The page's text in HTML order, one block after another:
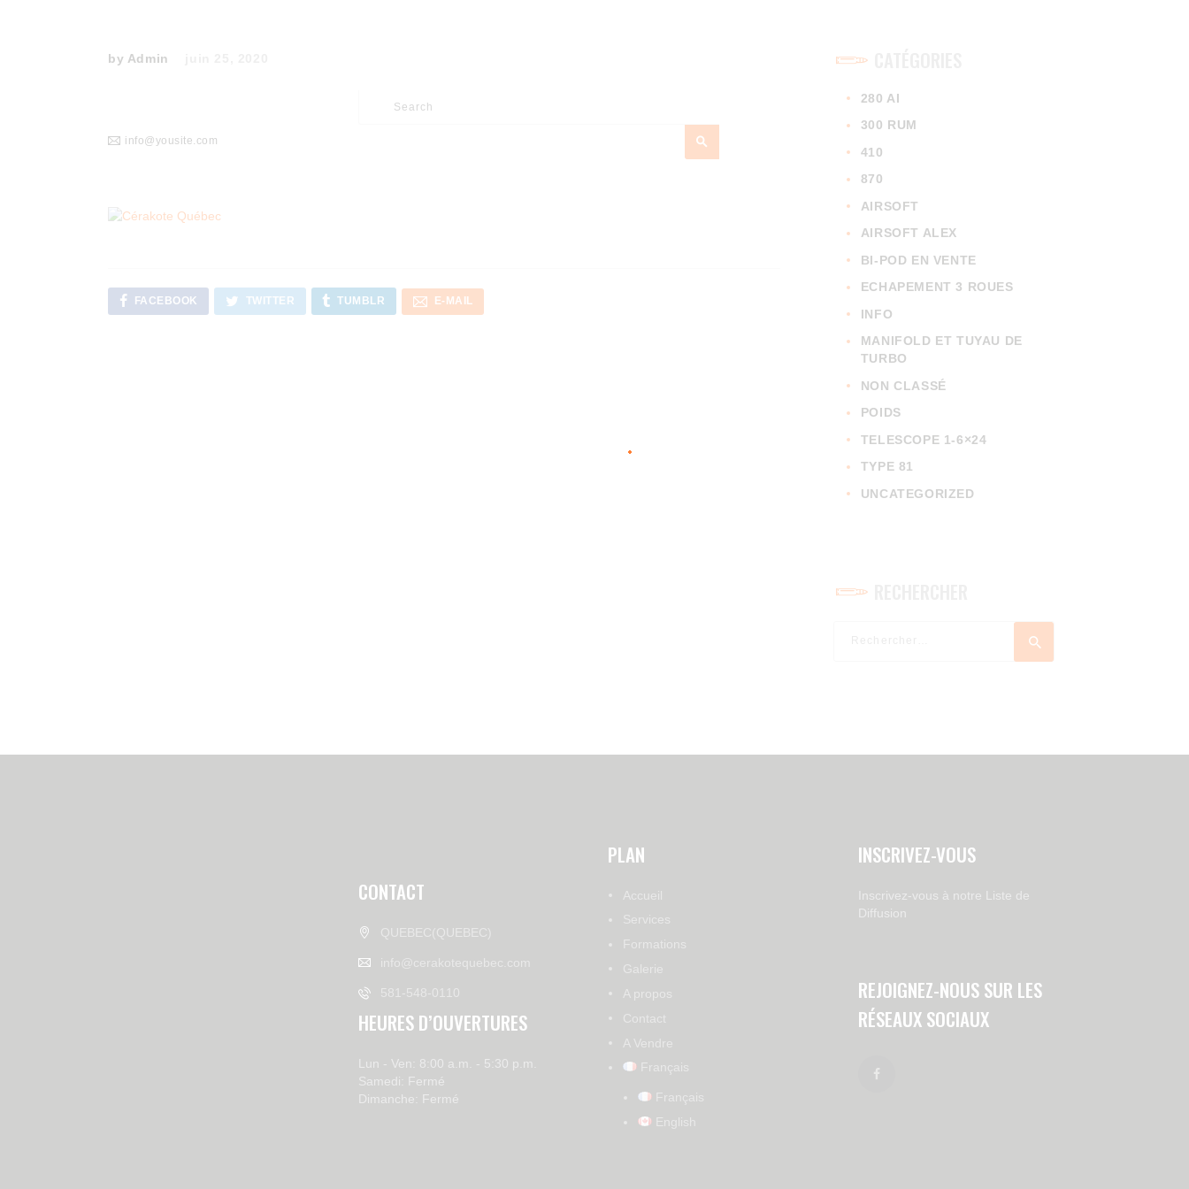
by Admin
info@yousite.com
FACEBOOK TWITTER TUMBLR E-MAIL
280 AI
300 RUM
410
870
AIRSOFT
AIRSOFT ALEX
BI-POD EN VENTE
ECHAPEMENT 3 ROUES
INFO
MANIFOLD ET TUYAU DE
TURBO
NON CLASSÉ
POIDS
TELESCOPE 1-6×24
TYPE 81
UNCATEGORIZED
CONTACT
QUEBEC(QUEBEC)
info@cerakotequebec.com
581-548-0110
HEURES D’OUVERTURES
Lun - Ven: 8:00 a.m. - 5:30 p.m.
Samedi: Fermé
Dimanche: Fermé
PLAN
Accueil
Services
Formations
Galerie
A propos
Contact
A Vendre
Français
Français
English
INSCRIVEZ-VOUS
Inscrivez-vous à notre Liste de
Diffusion
REJOIGNEZ-NOUS SUR LES
RÉSEAUX SOCIAUX